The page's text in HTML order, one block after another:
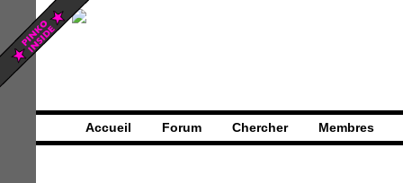
Accueil Forum Chercher Membres